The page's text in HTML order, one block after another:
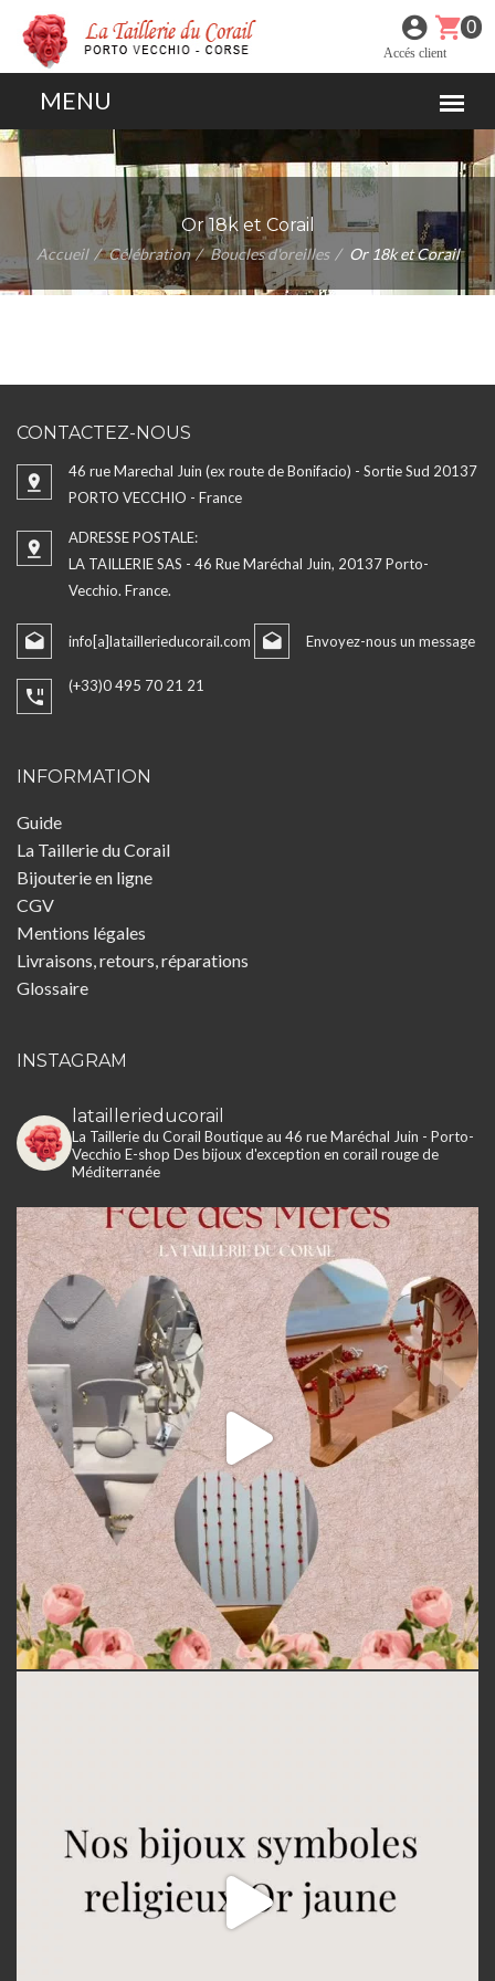
0
Accés client
Or 18k et Corail
Accueil Célébration Boucles d'oreilles Or 18k et Corail
CONTACTEZ-NOUS
46 rue Marechal Juin (ex route de Bonifacio) - Sortie Sud 20137
PORTO VECCHIO - France
ADRESSE POSTALE:
LA TAILLERIE SAS - 46 Rue Maréchal Juin, 20137 Porto-
Vecchio. France.
info[a]lataillerieducorail.com Envoyez-nous un message
(+33)0 495 70 21 21
INFORMATION
Guide
La Taillerie du Corail
Bijouterie en ligne
CGV
Mentions légales
Livraisons, retours, réparations
Glossaire
INSTAGRAM
lataillerieducorail
La Taillerie du Corail Boutique au 46 rue Maréchal Juin - Porto-
Vecchio E-shop Des bijoux d'exception en corail rouge de
Méditerranée